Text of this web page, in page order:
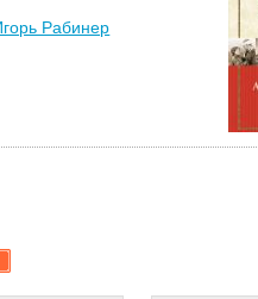
Рабинер